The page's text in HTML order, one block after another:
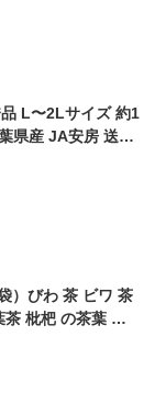
L〜2Lサイズ 約1
県産 JA安房 送料
ーツ/果物/ギフ
直プレミアム】
）びわ 茶 ビワ 茶
枇杷 の茶葉 び
薬 茶 健康 茶 美
贈り物 ギフト 出